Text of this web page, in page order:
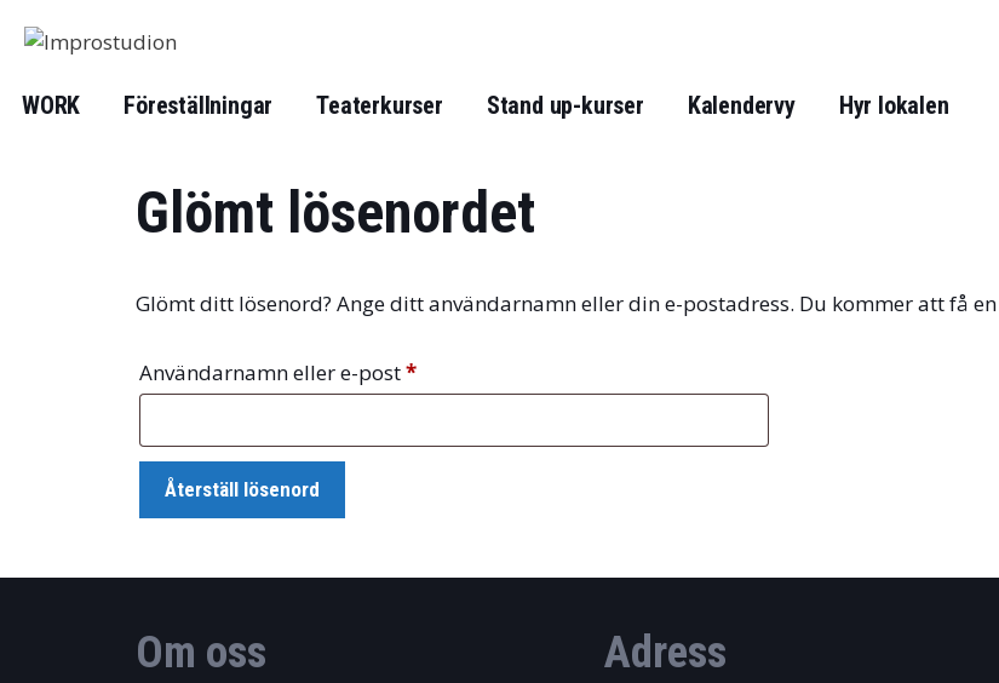
WORK Föreställningar Teaterkurser Stand up-kurser Kalendervy Hyr lokalen
Glömt lösenordet
Glömt ditt lösenord? Ange ditt användarnamn eller din e-postadress. Du kommer att få
Användarnamn eller e-post*Obligatoriskt
Återställ lösenord
Om oss Adress